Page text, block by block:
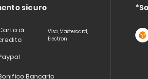
sicuro
di
Visa, Mastercard,
Electron
Bancario